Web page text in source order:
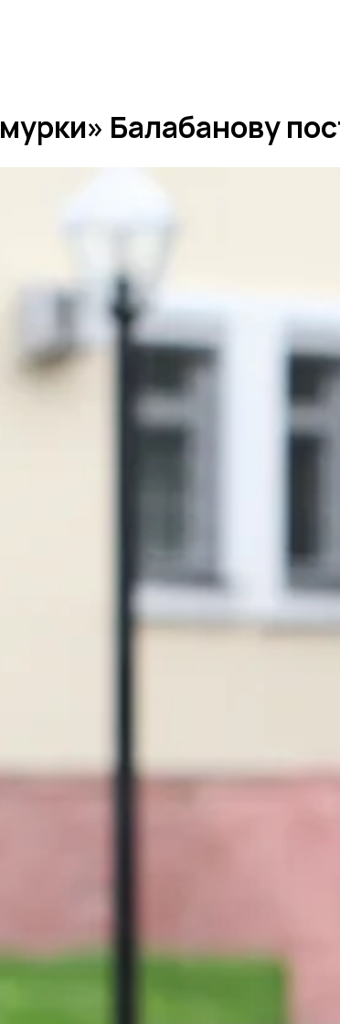
Балабанову